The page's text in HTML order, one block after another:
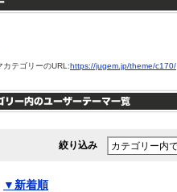
カテゴリーのURL:https://jugem.jp/theme/c170/
絞り込み
▼新着順